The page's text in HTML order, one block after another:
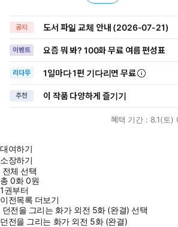
공지 도서 파일 교체 안내 (2026-07-21)
이벤트 요즘 뭐 봐? 100화 무료 여름 편성표
리다무 1일마다1편 기다리면 무료
추천 이 작품 다양하게 즐기기
혜택 기간 : 8.1(토)
대여하기
소장하기
전체 선택
총0화0원
1권부터
이전목록 더보기
던전을 그리는 화가 외전 5화 (완결) 선택
던전을 그리는 화가 외전 5화 (완결)